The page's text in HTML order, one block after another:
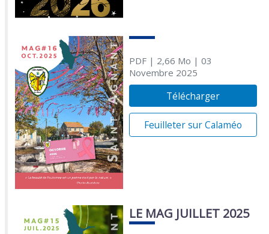
PDF| 2,66 Mo | 03
Novembre 2025
Télécharger
Feuilleter sur Calaméo
LE MAG JUILLET 2025